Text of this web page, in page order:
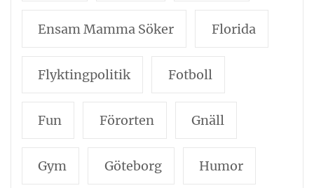
Ensam Mamma Söker Florida
Flyktingpolitik Fotboll
Fun Förorten Gnäll
Gym Göteborg Humor